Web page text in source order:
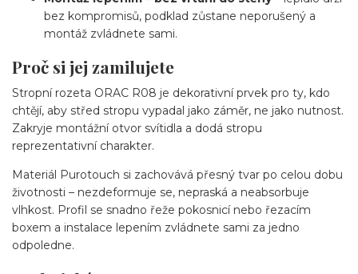
bez kompromisů, podklad zůstane neporušený a
montáž zvládnete sami.
Proč si jej zamilujete
Stropní rozeta ORAC R08 je dekorativní prvek pro ty, kdo
chtějí, aby střed stropu vypadal jako záměr, ne jako nutnost.
Zakryje montážní otvor svítidla a dodá stropu
reprezentativní charakter.
Materiál Purotouch si zachovává přesný tvar po celou dobu
životnosti – nezdeformuje se, nepraská a neabsorbuje
vlhkost. Profil se snadno řeže pokosnicí nebo řezacím
boxem a instalace lepením zvládnete sami za jedno
odpoledne.